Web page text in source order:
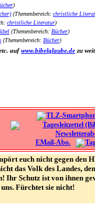
)
(Themenbereich: christliche
christliche Literatur)
(Themenbereich: Bücher)
(Themenbereich: Bücher)
aufwww.bibelglaube.de zu
EMail-Abo.
euch nicht gegen den
das Volk des Landes,
Ihr Schutz ist von ihnen
Fürchtet sie nicht!